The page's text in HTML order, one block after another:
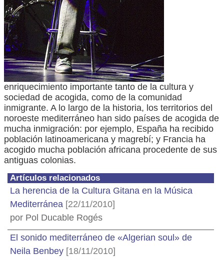
enriquecimiento importante tanto de la cultura y
sociedad de acogida, como de la comunidad
inmigrante. A lo largo de la historia, los territorios del
noroeste mediterráneo han sido países de acogida de
mucha inmigración: por ejemplo, España ha recibido
población latinoamericana y magrebí; y Francia ha
acogido mucha población africana procedente de sus
antiguas colonias.
Artículos relacionados
La herencia de la Cultura Gitana en la Música
Mediterránea [22/11/2010]
por Pol Ducable Rogés
El sonido mediterráneo de «Algerian soul» de
Neila Benbey [18/11/2010]